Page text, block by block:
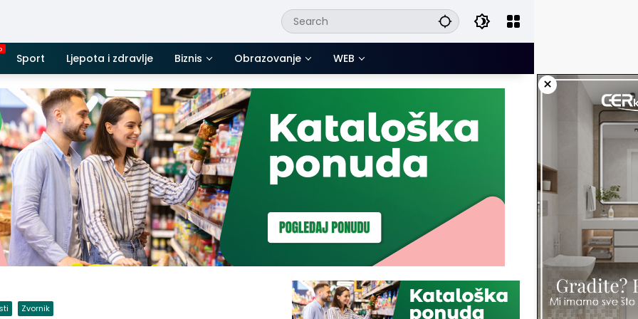
Sport Ljepota i zdravlje Biznis Obrazovanje WEB
×
Zvornik